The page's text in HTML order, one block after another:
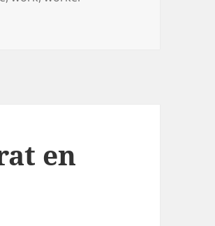
le tutorat en FOAD. Les thèmes de
en